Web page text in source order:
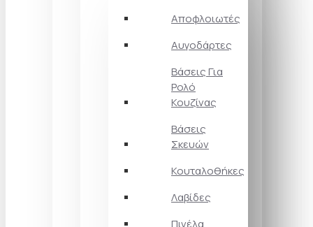
Αποφλοιωτές
Αυγοδάρτες
Βάσεις Για
Ρολό
Κουζίνας
Βάσεις
Σκευών
Κουταλοθήκες
Λαβίδες
Πινέλα